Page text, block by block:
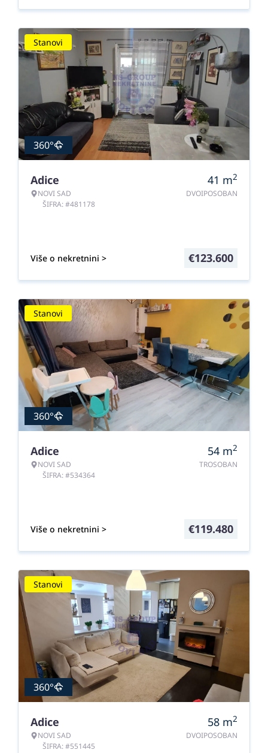
Stanovi
360°
Adice
NOVI SAD
ŠIFRA: #481178
41 m2
DVOIPOSOBAN
Više o nekretnini > €123.600
Stanovi
360°
Adice
NOVI SAD
ŠIFRA: #534364
54 m2
TROSOBAN
Više o nekretnini > €119.480
Stanovi
360°
Adice
NOVI SAD
ŠIFRA: #551445
58 m2
DVOIPOSOBAN